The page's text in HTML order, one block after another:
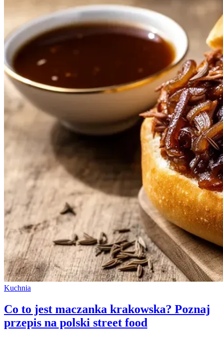
Kuchnia
Co to jest maczanka krakowska? Poznaj
przepis na polski street food